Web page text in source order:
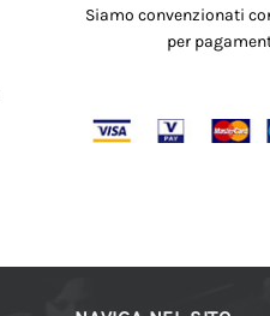
Siamo convenzionati
per